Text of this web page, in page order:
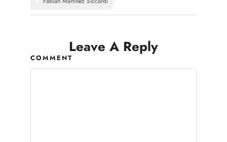
Leave A Reply
COMMENT